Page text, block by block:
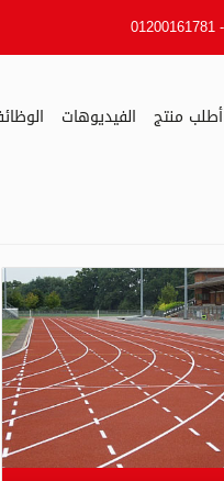
أطلب منتج الفيديوهات